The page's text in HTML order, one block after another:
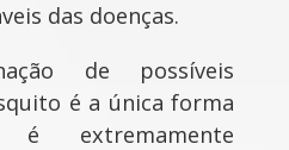
das doenças.
de possíveis
é a única forma
é extremamente